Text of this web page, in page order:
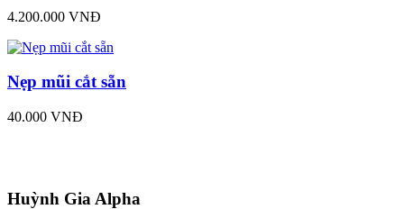
4.200.000 VNĐ
Nẹp mũi cắt sẵn
40.000 VNĐ
Huỳnh Gia Alpha